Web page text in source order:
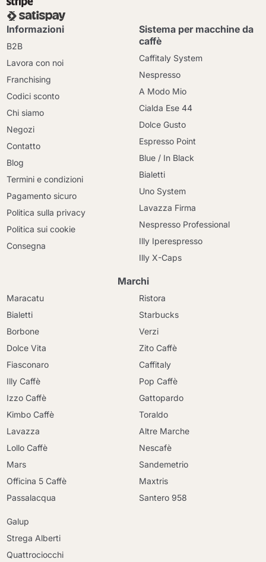
Informazioni
B2B
Lavora con noi
Franchising
Codici sconto
Chi siamo
Negozi
Contatto
Blog
Termini e condizioni
Pagamento sicuro
Politica sulla privacy
Politica sui cookie
Consegna
Sistema per macchine da
caffè
Caffitaly System
Nespresso
A Modo Mio
Cialda Ese 44
Dolce Gusto
Espresso Point
Blue / In Black
Bialetti
Uno System
Lavazza Firma
Nespresso Professional
Illy Iperespresso
Illy X-Caps
Marchi
Maracatu
Bialetti
Borbone
Dolce Vita
Fiasconaro
Illy Caffè
Izzo Caffè
Kimbo Caffè
Lavazza
Lollo Caffè
Mars
Officina 5 Caffè
Passalacqua
Ristora
Starbucks
Verzi
Zito Caffè
Caffitaly
Pop Caffè
Gattopardo
Toraldo
Altre Marche
Nescafè
Sandemetrio
Maxtris
Santero 958
Galup
Strega Alberti
Quattrociocchi